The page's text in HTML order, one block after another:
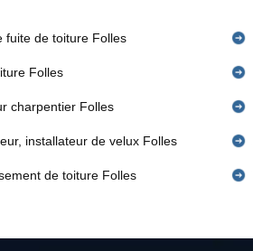
fuite de toiture Folles
Folles
charpentier Folles
installateur de velux Folles
de toiture Folles